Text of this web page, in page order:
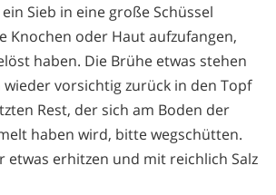
Sieb in eine große Schüssel
Knochen oder Haut aufzufangen,
haben. Die Brühe etwas stehen
vorsichtig zurück in den Topf
Rest, der sich am Boden der
haben wird, bitte wegschütten.
etwas erhitzen und mit reichlich Salz